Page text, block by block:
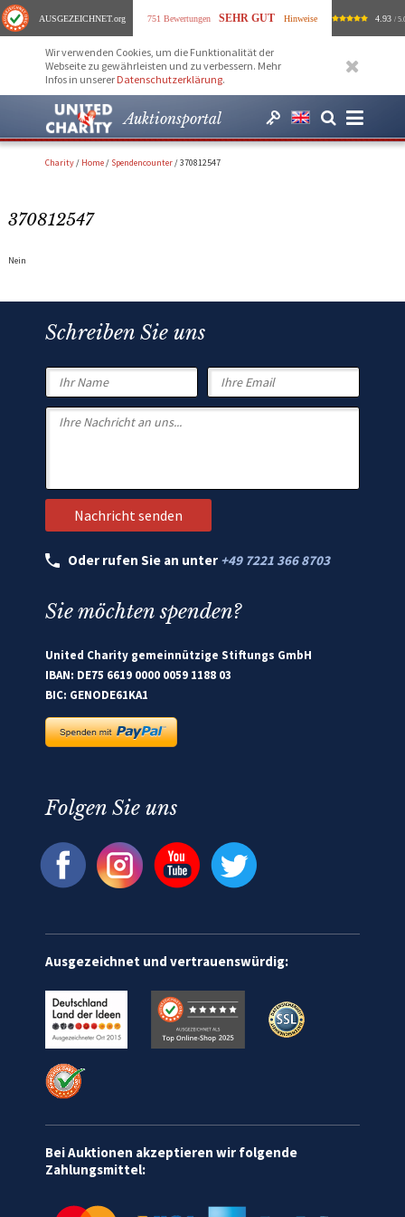
AUSGEZEICHNET.org 751 Bewertungen SEHR GUT Hinweise 4.93 /
Wir verwenden Cookies, um die Funktionalität der
Webseite zu gewährleisten und zu verbessern. Mehr
Infos in unserer Datenschutzerklärung.
Auktionsportal
Charity/ Home/ Spendencounter/370812547
370812547
Nein
Schreiben Sie uns
Oder rufen Sie an unter +49 7221 366 8703
Sie möchten spenden?
United Charity gemeinnützige Stiftungs GmbH
IBAN: DE75 6619 0000 0059 1188 03
BIC: GENODE61KA1
Folgen Sie uns
Ausgezeichnet und vertrauenswürdig:
Bei Auktionen akzeptieren wir folgende
Zahlungsmittel: